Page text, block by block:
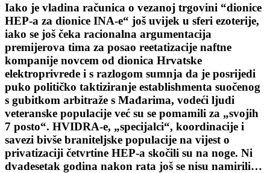
Iako je vladina računica o vezanoj trgovini “dionice
HEP-a za dionice INA-e“ još uvijek u sferi ezoterije,
iako se još čeka racionalna argumentacija
premijerova tima za posao reetatizacije naftne
kompanije novcem od dionica Hrvatske
elektroprivrede i s razlogom sumnja da je posrijedi
puko političko taktiziranje establishmenta suočenog
s gubitkom arbitraže s Mađarima, vodeći ljudi
veteranske populacije već su se pomamili za „svojih
7 posto“. HVIDRA-e, „specijalci“, koordinacije i
savezi bivše braniteljske populacije na vijest o
privatizaciji četvrtine HEP-a skočili su na noge. Ni
dvadesetak godina nakon rata još se nisu namirili…